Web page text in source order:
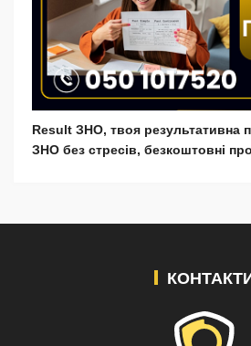
Result ЗНО, твоя результативна
ЗНО без стресів, безкоштовні